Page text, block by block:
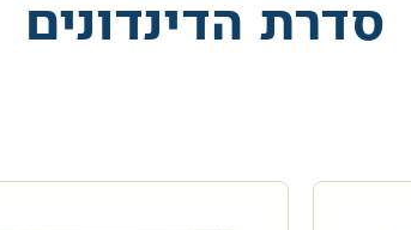
סדרת הדינדונים